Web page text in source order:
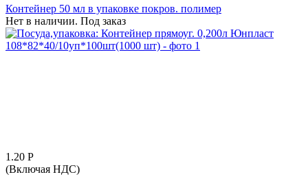
Контейнер 50 мл в упаковке покров. полимер
Нет в наличии. Под заказ
1.20 Р
(Включая НДС)